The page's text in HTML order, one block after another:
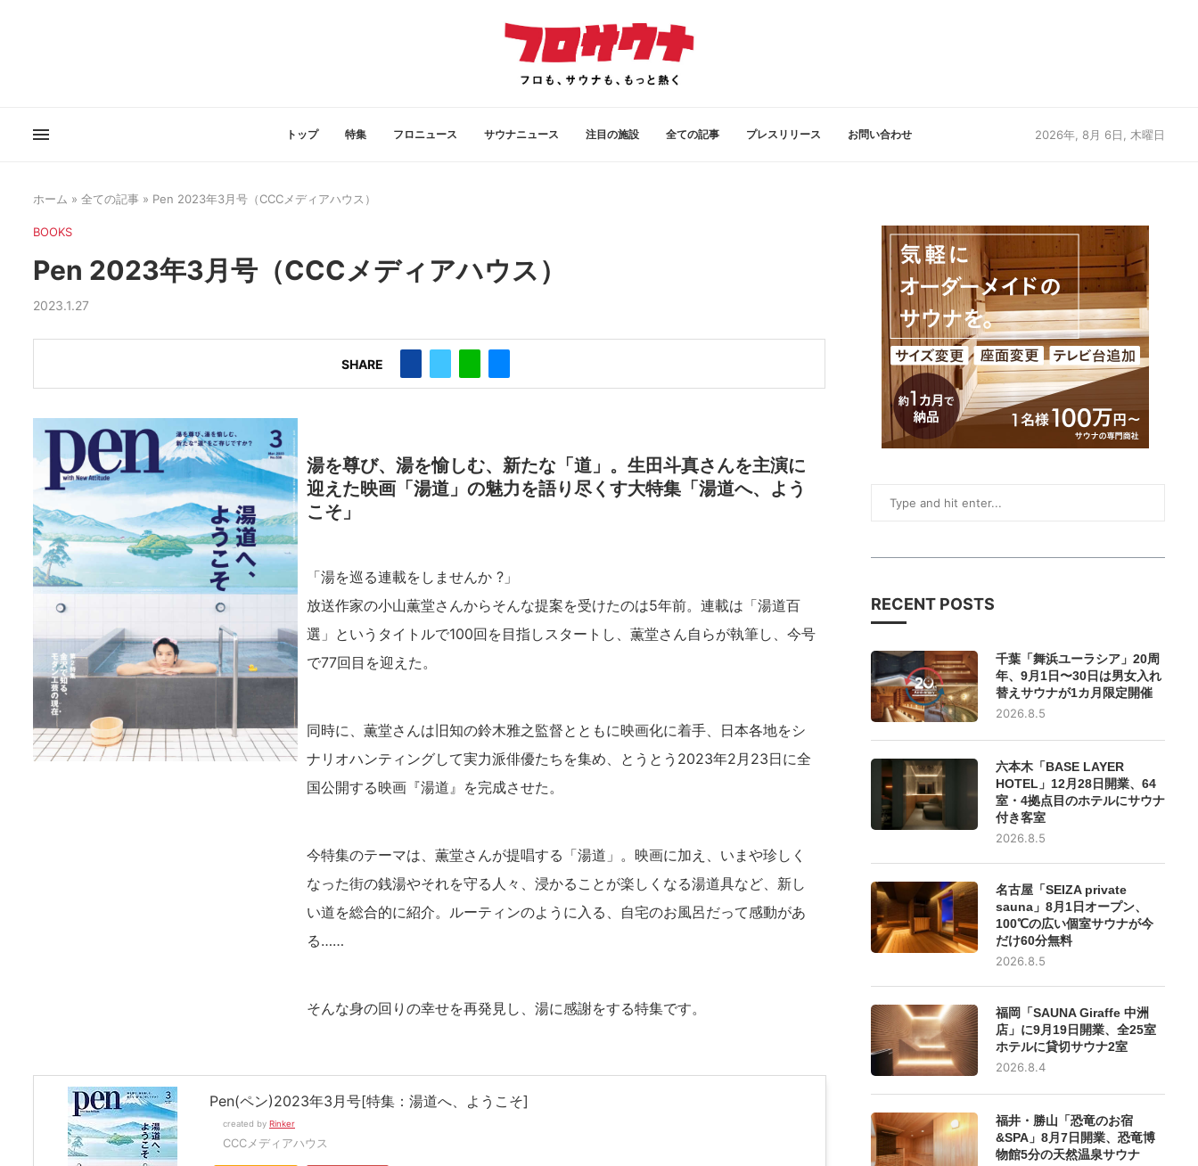
トップ 特集 フロニュース サウナニュース 注目の施設 全ての記事 プレスリリース お問い合わせ 2026年, 8月 6日, 木曜日
ホーム » 全ての記事 » Pen 2023年3月号（CCCメディアハウス）
BOOKS
Pen 2023年3月号（CCCメディアハウス）
2023.1.27
SHARE
湯を尊び、湯を愉しむ、新たな「道」。生田斗真さんを主演に
迎えた映画「湯道」の魅力を語り尽くす大特集「湯道へ、よう
こそ」
「湯を巡る連載をしませんか ?」
放送作家の小山薫堂さんからそんな提案を受けたのは5年前。連載は「湯道百
選」というタイトルで100回を目指しスタートし、薫堂さん自らが執筆し、今号
で77回目を迎えた。
同時に、薫堂さんは旧知の鈴木雅之監督とともに映画化に着手、日本各地をシ
ナリオハンティングして実力派俳優たちを集め、とうとう2023年2月23日に全
国公開する映画『湯道』を完成させた。
今特集のテーマは、薫堂さんが提唱する「湯道」。映画に加え、いまや珍しく
なった街の銭湯やそれを守る人々、浸かることが楽しくなる湯道具など、新し
い道を総合的に紹介。ルーティンのように入る、自宅のお風呂だって感動があ
る……
そんな身の回りの幸せを再発見し、湯に感謝をする特集です。
Pen(ペン)2023年3月号[特集：湯道へ、ようこそ]
created by Rinker
CCCメディアハウス
RECENT POSTS
千葉「舞浜ユーラシア」20周
年、9月1日〜30日は男女入れ
替えサウナが1カ月限定開催
2026.8.5
六本木「BASE LAYER
HOTEL」12月28日開業、64
室・4拠点目のホテルにサウナ
付き客室
2026.8.5
名古屋「SEIZA private
sauna」8月1日オープン、
100℃の広い個室サウナが今
だけ60分無料
2026.8.5
福岡「SAUNA Giraffe 中洲
店」に9月19日開業、全25室
ホテルに貸切サウナ2室
2026.8.4
福井・勝山「恐竜のお宿
&SPA」8月7日開業、恐竜博
物館5分の天然温泉サウナ